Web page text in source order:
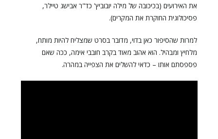
את האירועים (בכיכובה של מילה יובוביץ' כד"ר אבישג טיילר,
פסיכולוגית החוקרת את המקרים).
למרות שהסיפור כאן בדוי, מדובר בסרט שמצליח להיות מותח,
מלחיץ ומבהיל. הוא אהוב מאוד בקרב חובבי אימה, ככה שאם
פספסתם אותו – כדאי להשלים את הצפייה במהרה.